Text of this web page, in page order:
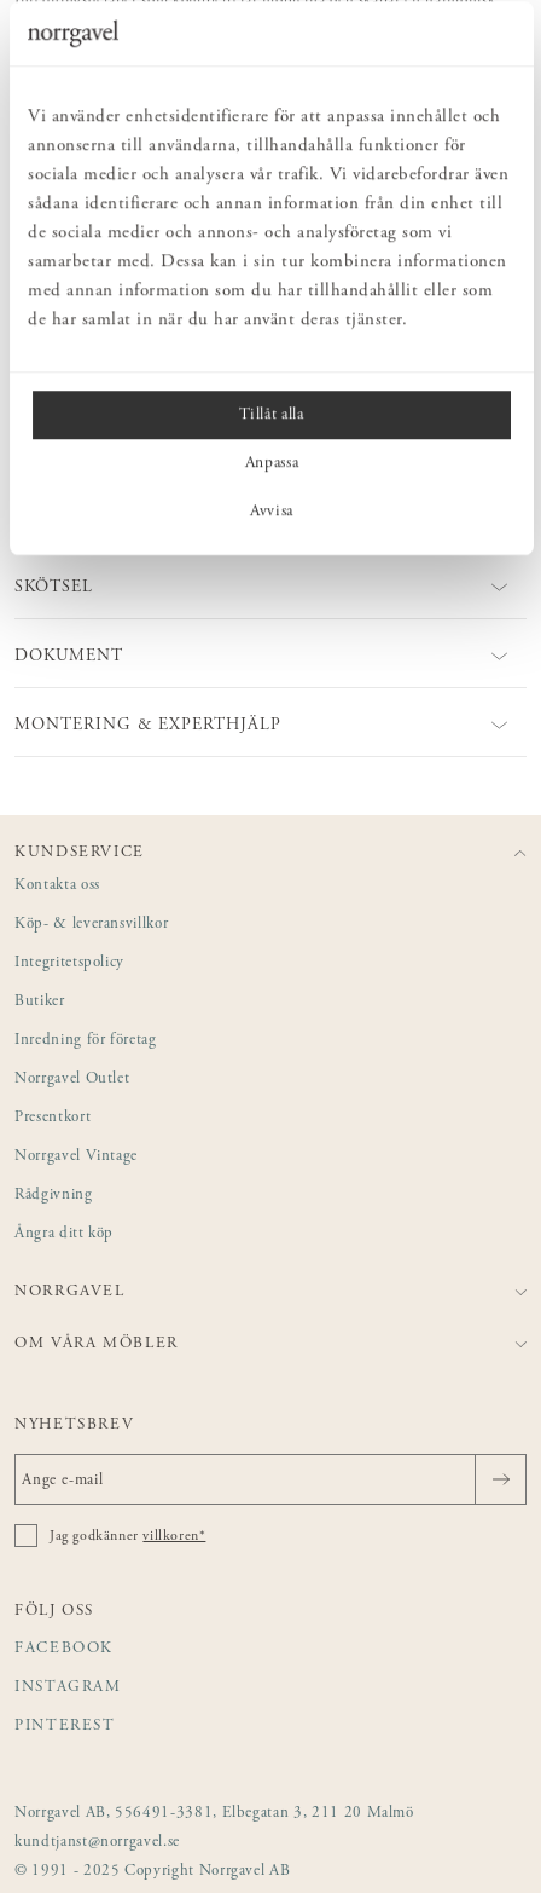
Vi använder enhetsidentifierare för att anpassa innehållet och
annonserna till användarna, tillhandahålla funktioner för
sociala medier och analysera vår trafik. Vi vidarebefordrar även
sådana identifierare och annan information från din enhet till
de sociala medier och annons- och analysföretag som vi
samarbetar med. Dessa kan i sin tur kombinera informationen
med annan information som du har tillhandahållit eller som
de har samlat in när du har använt deras tjänster.
Tillåt alla
Anpassa
Avvisa
helhetsupplevelse.
PRODUKTBESKRIVNING
Kroklist Rundad är vad den heter – en rundare version av vår
klassiska Kroklist Rak. Motsvarande mått men med en mjukare
profil. En stilren och praktisk inredningsdetalj som enkelt skapar
ordning och reda i hemmet. Välj längd på Kroklist Rundad
beroende på hur många krokar du behöver. Vi kallar den Kroklist,
men kärt barn har många namn – knopplist, hängare, krokbräda,
knoppbräda, klädhängare eller vägghängare. En minimöbel som
träslag. Välj att behålla den obehandlad eller ytbehandla själv.
SKÖTSEL
DOKUMENT
MONTERING & EXPERTHJÄLP
KUNDSERVICE
Kontakta oss
Köp- & leveransvillkor
Integritetspolicy
Butiker
Inredning för företag
Norrgavel Outlet
Presentkort
Norrgavel Vintage
Rådgivning
Ångra ditt köp
NORRGAVEL
OM VÅRA MÖBLER
NYHETSBREV
Jag godkännervillkoren*
FÖLJ OSS
FACEBOOK
INSTAGRAM
PINTEREST
Norrgavel AB, 556491-3381, Elbegatan 3, 211 20 Malmö
kundtjanst@norrgavel.se
© 1991 - 2025 Copyright Norrgavel AB